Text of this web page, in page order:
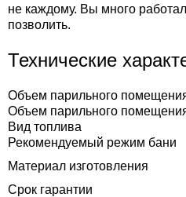
не каждому. Вы много
позволить.
Технические
Объем парильного
Объем парильного
Вид топлива
Рекомендуемый режим бани
Материал изготовления
Срок гарантии